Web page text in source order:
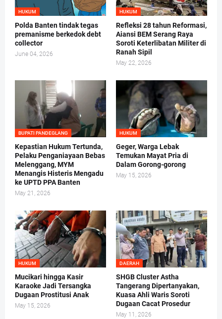
HUKUM
Polda Banten tindak tegas
premanisme berkedok debt
collector
June 04, 2026
HUKUM
Refleksi 28 tahun Reformasi,
Aiansi BEM Serang Raya
Soroti Keterlibatan Militer di
Ranah Sipil
May 22, 2026
BUPATI PANDEGLANG
Kepastian Hukum Tertunda,
Pelaku Penganiayaan Bebas
Melenggang, MYM
Menangis Histeris Mengadu
ke UPTD PPA Banten
May 21, 2026
HUKUM
Geger, Warga Lebak
Temukan Mayat Pria di
Dalam Gorong-gorong
May 15, 2026
HUKUM
Mucikari hingga Kasir
Karaoke Jadi Tersangka
Dugaan Prostitusi Anak
May 15, 2026
DAERAH
SHGB Cluster Astha
Tangerang Dipertanyakan,
Kuasa Ahli Waris Soroti
Dugaan Cacat Prosedur
May 11, 2026